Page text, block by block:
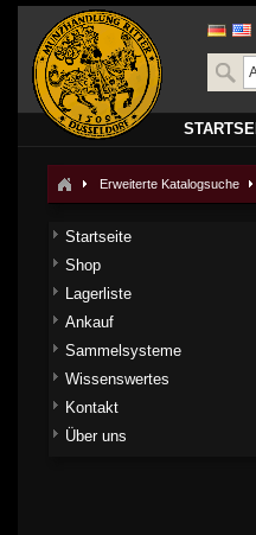
Erweiterte Katalogsuche
Startseite
Shop
Lagerliste
Ankauf
Sammelsysteme
Wissenswertes
Kontakt
Über uns